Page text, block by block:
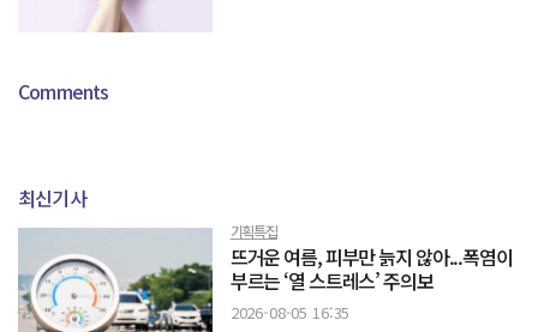
Comments
최신기사
기획특집
뜨거운 여름, 피부만 늙지 않아...폭염이
부르는 ‘열 스트레스’ 주의보
2026-08-05 16:35